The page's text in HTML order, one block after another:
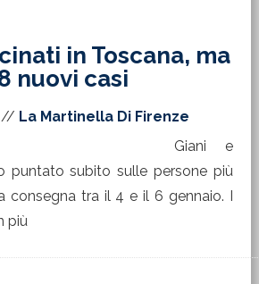
in Toscana, ma
nuovi casi
// La Martinella Di Firenze
Giani e
puntato subito sulle persone più
consegna tra il 4 e il 6 gennaio. I
più